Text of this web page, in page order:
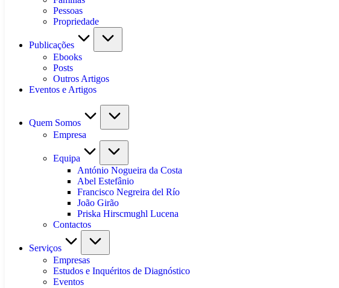
Pessoas
Propriedade
Publicações
Ebooks
Posts
Outros Artigos
Eventos e Artigos
Quem Somos
Empresa
Equipa
António Nogueira da Costa
Abel Estefânio
Francisco Negreira del Río
João Girão
Priska Hirscmughl Lucena
Contactos
Serviços
Empresas
Estudos e Inquéritos de Diagnóstico
Eventos